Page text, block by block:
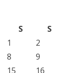
S
S
1
2
8
9
15 16